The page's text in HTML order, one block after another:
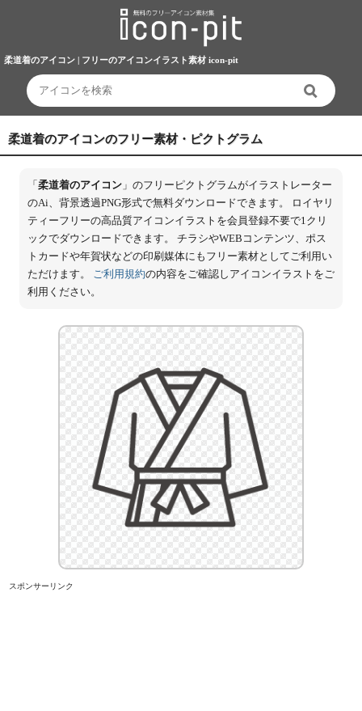
柔道着のアイコン | フリーのアイコンイラスト素材 icon-pit
柔道着のアイコンのフリー素材・ピクトグラム
「 柔道着のアイコン」のフリーピクトグラムがイラストレーター
のAi、背景透過PNG形式で無料ダウンロードできます。 ロイヤリ
ティーフリーの高品質アイコンイラストを会員登録不要で1クリ
ックでダウンロードできます。 チラシやWEBコンテンツ、ポス
トカードや年賀状などの印刷媒体にもフリー素材としてご利用い
ただけます。 ご利用規約の内容をご確認しアイコンイラストをご
利用ください。
スポンサーリンク